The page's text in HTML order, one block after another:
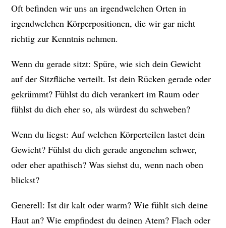
Oft befinden wir uns an irgendwelchen Orten in
irgendwelchen Körperpositionen, die wir gar nicht
richtig zur Kenntnis nehmen.
Wenn du gerade sitzt: Spüre, wie sich dein Gewicht
auf der Sitzfläche verteilt. Ist dein Rücken gerade oder
gekrümmt? Fühlst du dich verankert im Raum oder
fühlst du dich eher so, als würdest du schweben?
Wenn du liegst: Auf welchen Körperteilen lastet dein
Gewicht? Fühlst du dich gerade angenehm schwer,
oder eher apathisch? Was siehst du, wenn nach oben
blickst?
Generell: Ist dir kalt oder warm? Wie fühlt sich deine
Haut an? Wie empfindest du deinen Atem? Flach oder